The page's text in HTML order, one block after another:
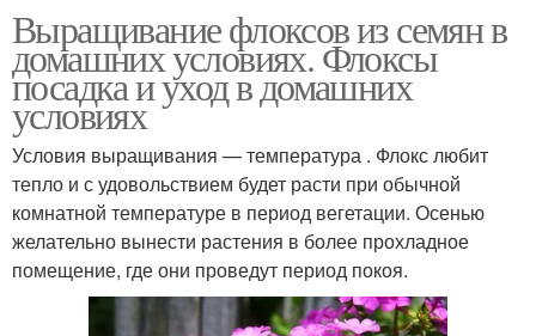
Выращивание флоксов из семян в
домашних условиях. Флоксы
посадка и уход в домашних
условиях
Условия выращивания — температура . Флокс любит
тепло и с удовольствием будет расти при обычной
комнатной температуре в период вегетации. Осенью
желательно вынести растения в более прохладное
помещение, где они проведут период покоя.